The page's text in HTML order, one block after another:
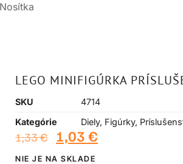
LEGO MINIFIGÚRKA
SKU
4714
Kategórie
Diely, Figúrky,
1,33€ 1,03 €
NIE JE NA SKLADE